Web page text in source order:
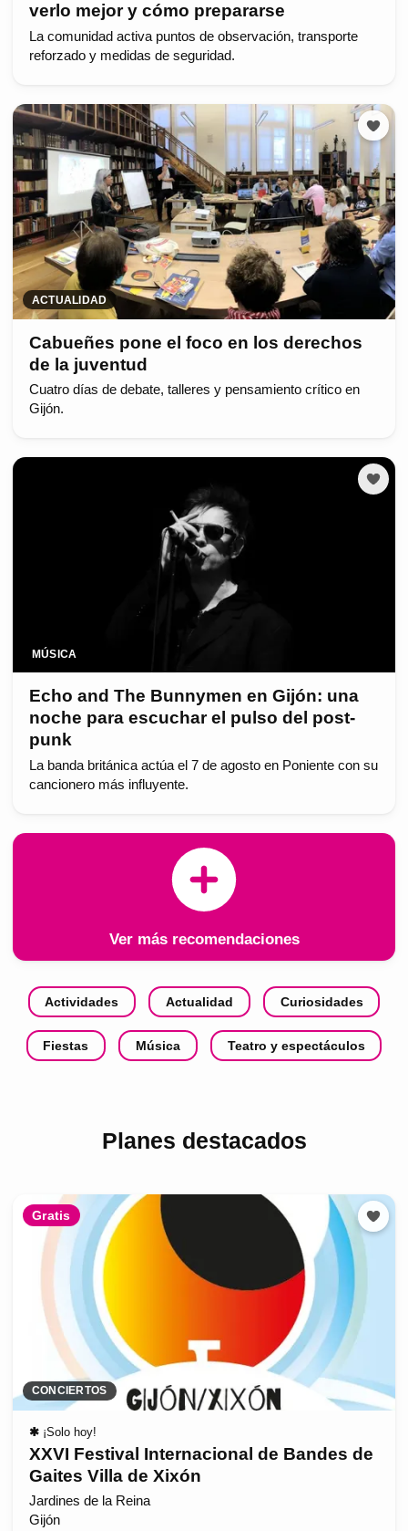
verlo mejor y cómo prepararse
La comunidad activa puntos de observación, transporte
reforzado y medidas de seguridad.
ACTUALIDAD
Cabueñes pone el foco en los derechos
de la juventud
Cuatro días de debate, talleres y pensamiento crítico en
Gijón.
MÚSICA
Echo and The Bunnymen en Gijón: una
noche para escuchar el pulso del post-
punk
La banda británica actúa el 7 de agosto en Poniente con su
cancionero más influyente.
Ver más recomendaciones
Actividades Actualidad Curiosidades
Fiestas Música Teatro y espectáculos
Planes destacados
Gratis
CONCIERTOS
✱ ¡Solo hoy!
XXVI Festival Internacional de Bandes de
Gaites Villa de Xixón
Jardines de la Reina
Gijón